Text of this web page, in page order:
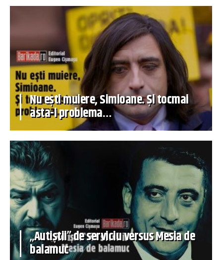
Nu ești muiere, Simioane. Și tocmai
asta-i problema…
„Autiștii” de serviciu versus Mesia de
balamuc